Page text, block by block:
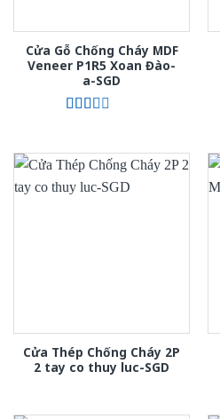
Cửa Gỗ Chống Cháy MDF
Veneer P1R5 Xoan Đào-
a-SGD
hạng
2.00
5
sao
Cửa Thép Chống Cháy 2P
2 tay co thuy luc-SGD